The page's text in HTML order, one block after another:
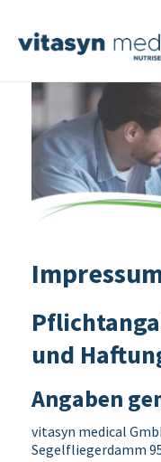
und
Angaben
vitasyn medical
Segelfliegerdamm